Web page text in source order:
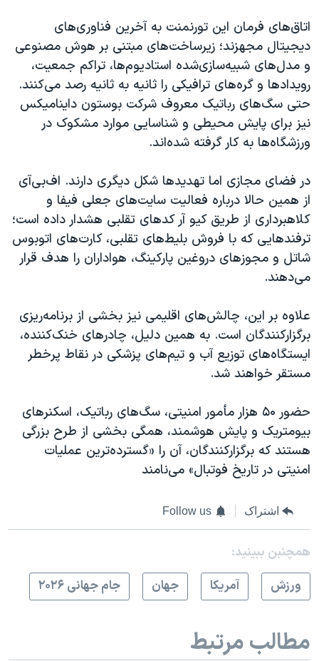
اتاق‌های فرمان این تورنمنت به آخرین فناوری‌های
دیجیتال مجهزند؛ زیرساخت‌های مبتنی بر هوش مصنوعی
و مدل‌های شبیه‌سازی‌شده استادیوم‌ها، تراکم جمعیت،
رویدادها و گره‌های ترافیکی را ثانیه به ثانیه رصد می‌کنند.
حتی سگ‌های رباتیک معروف شرکت بوستون داینامیکس
نیز برای پایش محیطی و شناسایی موارد مشکوک در
ورزشگاه‌ها به کار گرفته شده‌اند.
در فضای مجازی اما تهدیدها شکل دیگری دارند. اف‌بی‌آی
از همین حالا درباره فعالیت سایت‌های جعلی فیفا و
کلاهبرداری از طریق کیو آر کدهای تقلبی هشدار داده است؛
ترفندهایی که با فروش بلیط‌های تقلبی، کارت‌های اتوبوس
شاتل و مجوزهای دروغین پارکینگ، هواداران را هدف قرار
می‌دهند.
علاوه بر این، چالش‌های اقلیمی نیز بخشی از برنامه‌ریزی
برگزارکنندگان است. به همین دلیل، چادرهای خنک‌کننده،
ایستگاه‌های توزیع آب و تیم‌های پزشکی در نقاط پرخطر
مستقر خواهند شد.
حضور ۵۰ هزار مأمور امنیتی، سگ‌های رباتیک، اسکنرهای
بیومتریک و پایش هوشمند، همگی بخشی از طرح بزرگی
هستند که برگزارکنندگان، آن را «گسترده‌ترین عملیات
امنیتی در تاریخ فوتبال» می‌نامند
اشتراک Follow us
همچنبن ببینید:
ورزش
آمريکا جهان جام جهانی ۲۰۲۶
مطالب مرتبط